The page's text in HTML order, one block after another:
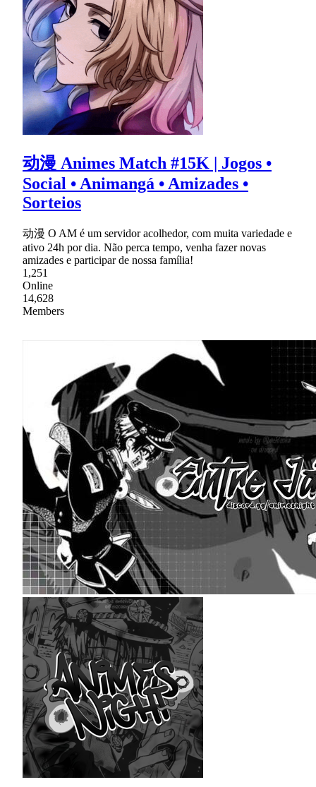
动漫 Animes Match #15K | Jogos •
Social • Animangá • Amizades •
Sorteios
动漫 O AM é um servidor acolhedor, com muita variedade e
ativo 24h por dia. Não perca tempo, venha fazer novas
amizades e participar de nossa família!
1,251
Online
14,628
Members